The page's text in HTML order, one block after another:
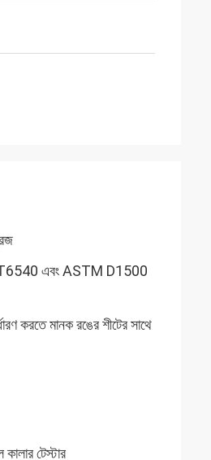
T6540 এবং ASTM D1500
করতে মানক রঙের শীটের সাথে
টেস্টার